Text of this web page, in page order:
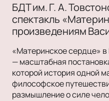
БДТ им. Г. А.
спектакль
произведениям
«Материнское сердце»
— масштабная
которой история одной
философское
размышление о силе